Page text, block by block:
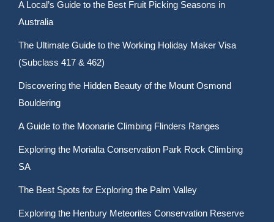
A Local’s Guide to the Best Fruit Picking Seasons in
Australia
The Ultimate Guide to the Working Holiday Maker Visa
(Subclass 417 & 462)
Discovering the Hidden Beauty of the Mount Osmond
Bouldering
A Guide to the Moonarie Climbing Flinders Ranges
Exploring the Morialta Conservation Park Rock Climbing
SA
The Best Spots for Exploring the Palm Valley
Exploring the Henbury Meteorites Conservation Reserve